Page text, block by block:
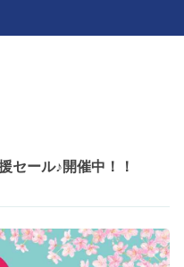
セール♪開催中！！